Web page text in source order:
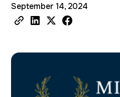
September 14, 2024